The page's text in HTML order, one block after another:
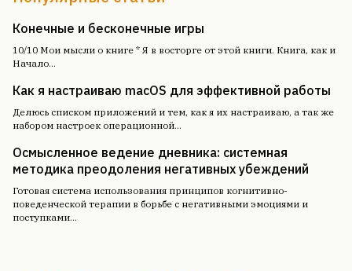
Конечные и бесконечные игры
10/10 Мои мысли о книге * Я в восторге от этой книги. Книга, как и
Начало...
Как я настраиваю macOS для эффективной работы
Делюсь списком приложений и тем, как я их настраиваю, а так же
набором настроек операционной...
Осмысленное ведение дневника: системная
методика преодоления негативных убеждений
Готовая система использования принципов когнитивно-
поведенческой терапии в борьбе с негативными эмоциями и
поступками...